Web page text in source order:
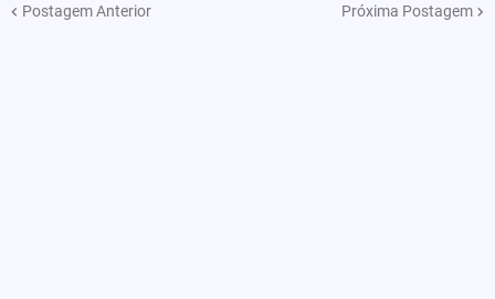
Postagem Anterior Próxima Postagem